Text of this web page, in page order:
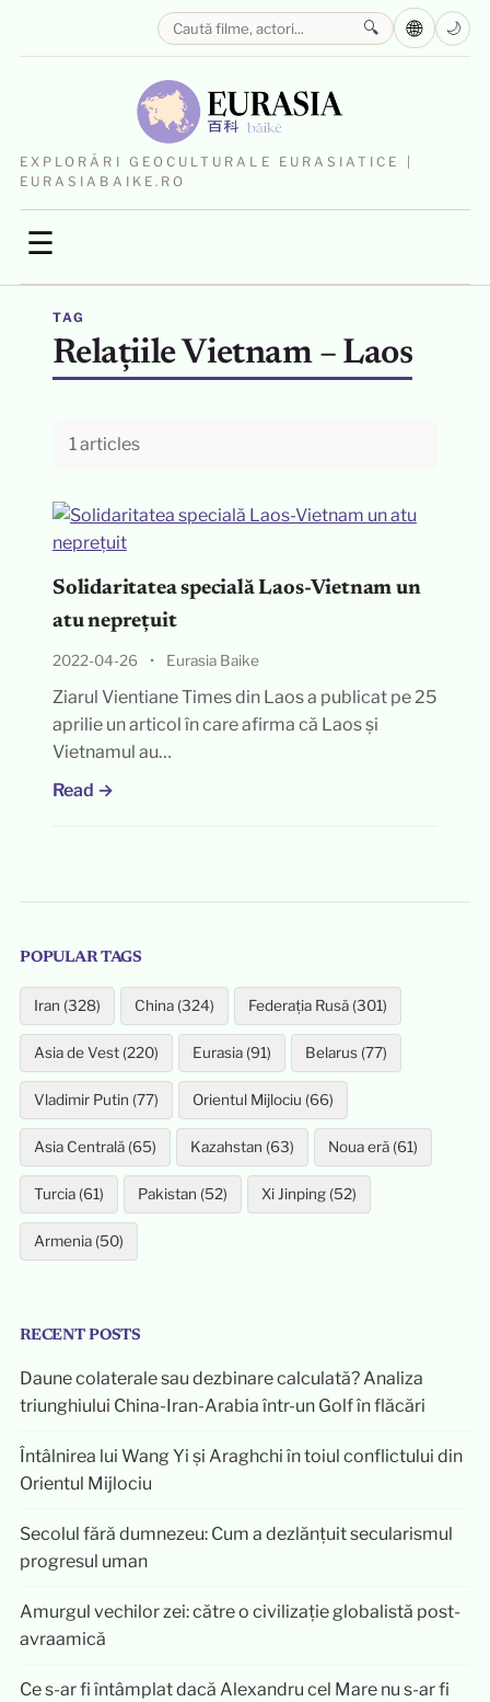
EXPLORĂRI GEOCULTURALE EURASIATICE |
EURASIABAIKE.RO
☰
🔍 🌐 🌙
TAG
Relațiile Vietnam – Laos
1 articles
Solidaritatea specială Laos-Vietnam un
atu neprețuit
2022-04-26 • Eurasia Baike
Ziarul Vientiane Times din Laos a publicat pe 25
aprilie un articol în care afirma că Laos și
Vietnamul au…
Read →
POPULAR TAGS
Iran (328) China (324) Federația Rusă (301)
Asia de Vest (220) Eurasia (91) Belarus (77)
Vladimir Putin (77) Orientul Mijlociu (66)
Asia Centrală (65) Kazahstan (63) Noua eră (61)
Turcia (61) Pakistan (52) Xi Jinping (52)
Armenia (50)
RECENT POSTS
Daune colaterale sau dezbinare calculată? Analiza
triunghiului China-Iran-Arabia într-un Golf în flăcări
Întâlnirea lui Wang Yi și Araghchi în toiul conflictului din
Orientul Mijlociu
Secolul fără dumnezeu: Cum a dezlănțuit secularismul
progresul uman
Amurgul vechilor zei: către o civilizație globalistă post-
avraamică
Ce s-ar fi întâmplat dacă Alexandru cel Mare nu s-ar fi